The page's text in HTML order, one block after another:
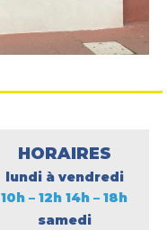
HORAIRES
lundi à vendredi
10h – 12h 14h – 18h
samedi